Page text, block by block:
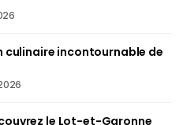
culinaire incontournable de
le Lot-et-Garonne